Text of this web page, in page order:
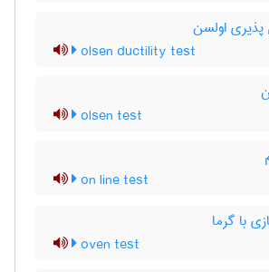
اولسن
olsen ductility test
olsen test
on line test
با گرما
oven test